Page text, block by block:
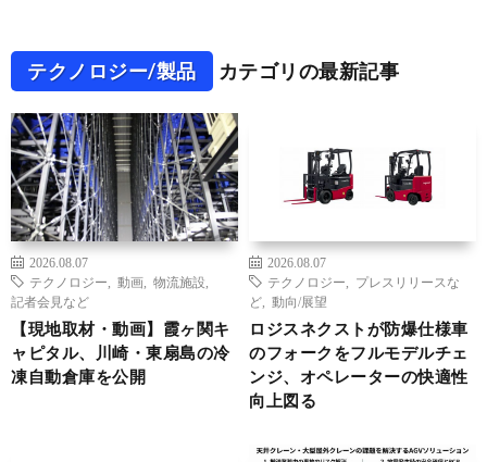
テクノロジー/製品 カテゴリの最新記事
2026.08.07
テクノロジー
動画 物流施設
記者会見など
【現地取材・動画】霞ヶ関キ
ャピタル、川崎・東扇島の冷
凍自動倉庫を公開
2026.08.07
テクノロジー
プレスリリースな
ど
動向/展望
ロジスネクストが防爆仕様車
のフォークをフルモデルチェ
ンジ、オペレーターの快適性
向上図る